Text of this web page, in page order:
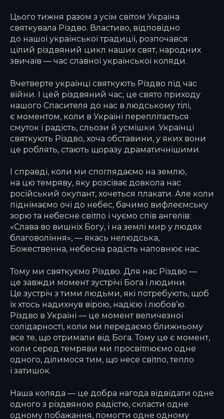
Цього тижня разом з усім світом Україна
святкувала Різдво. Властиво, відповідно
до нашої української традиції, розпочався
цілий різдвяний цикл наших свят, народних
звичаїв — час славної української коляди.
Вчетверте українці святкують Різдво під час
війни. І цей різдвяний час, це свято приходу
нашого Спасителя до нас в людському тілі,
є моментом, коли в Україні переплітається
смуток і радість, сльози й усмішки. Українці
святкують Різдво, хоча обставини, у яких вони
це роблять, стають щоразу драматичнішими.
І справді, коли ми споглядаємо на землю,
на цю темряву, яку розсіває довкола нас
російський окупант, хочеться плакати. Але коли
піднімаємо очі до небес, бачимо вифлеємську
зорю та небесне світло і чуємо спів ангелів:
«Слава во вишніх Богу, і на землі мир у людях
благовоління», — якась нелюдська,
Божественна, небесна радість наповнює нас.
Тому ми святкуємо Різдво. Для нас Різдво —
це завжди момент зустрічі Бога і людини.
Це зустріч з тими людьми, які потребують, щоб
їх хтось надихнув вірою, надією і любов’ю.
Різдво в Україні — це момент величезної
солідарності, коли ми передаємо ближньому
все те, що отримали від Бога. Тому це є момент,
коли серед темряви ми просвітлюємо одне
одного, ділимося тим, що несе світло, тепло
і затишок.
Наша коляда — це добра нагода відвідати одне
одного з різдвяною радістю, скласти одне
одному побажання, помогти одне одному